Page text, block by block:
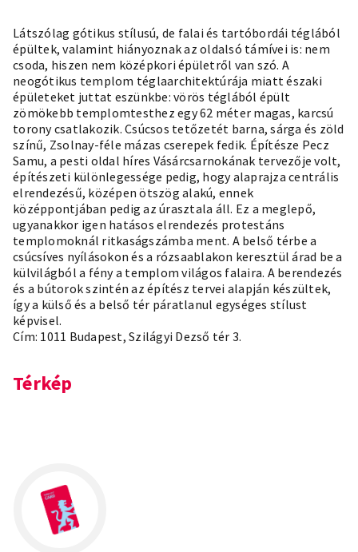
Látszólag gótikus stílusú, de falai és tartóbordái téglából
épültek, valamint hiányoznak az oldalsó támívei is: nem
csoda, hiszen nem középkori épületről van szó. A
neogótikus templom téglaarchitektúrája miatt északi
épületeket juttat eszünkbe: vörös téglából épült
zömökebb templomtesthez egy 62 méter magas, karcsú
torony csatlakozik. Csúcsos tetőzetét barna, sárga és zöld
színű, Zsolnay-féle mázas cserepek fedik. Építésze Pecz
Samu, a pesti oldal híres Vásárcsarnokának tervezője volt,
építészeti különlegessége pedig, hogy alaprajza centrális
elrendezésű, középen ötszög alakú, ennek
középpontjában pedig az úrasztala áll. Ez a meglepő,
ugyanakkor igen hatásos elrendezés protestáns
templomoknál ritkaságszámba ment. A belső térbe a
csúcsíves nyílásokon és a rózsaablakon keresztül árad be a
külvilágból a fény a templom világos falaira. A berendezés
és a bútorok szintén az építész tervei alapján készültek,
így a külső és a belső tér páratlanul egységes stílust
képvisel.
Cím: 1011 Budapest, Szilágyi Dezső tér 3.
Térkép